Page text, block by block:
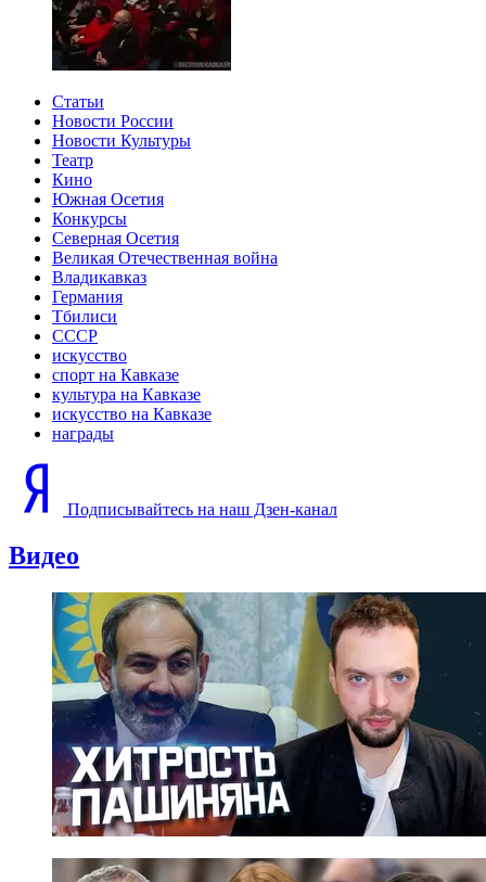
Статьи
Новости России
Новости Культуры
Театр
Кино
Южная Осетия
Конкурсы
Северная Осетия
Великая Отечественная война
Владикавказ
Германия
Тбилиси
СССР
искусство
спорт на Кавказе
культура на Кавказе
искусство на Кавказе
награды
Подписывайтесь на наш Дзен-канал
Видео